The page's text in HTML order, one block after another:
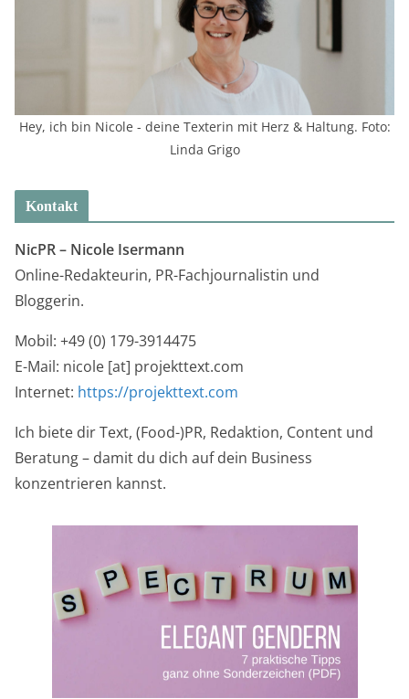
Hey, ich bin Nicole - deine Texterin mit Herz & Haltung. Foto:
Linda Grigo
Kontakt
NicPR – Nicole Isermann
Online-Redakteurin, PR-Fachjournalistin und
Bloggerin.
Mobil: +49 (0) 179-3914475
E-Mail: nicole [at] projekttext.com
Internet: https://projekttext.com
Ich biete dir Text, (Food-)PR, Redaktion, Content und
Beratung – damit du dich auf dein Business
konzentrieren kannst.